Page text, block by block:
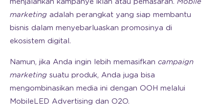
menjalankan kampanye iklan atau pemasaran. Mobile
marketing adalah perangkat yang siap membantu
bisnis dalam menyebarluaskan promosinya di
ekosistem digital.
Namun, jika Anda ingin lebih memasifkan campaign
marketing suatu produk, Anda juga bisa
mengombinasikan media ini dengan OOH melalui
MobileLED Advertising dan O2O.